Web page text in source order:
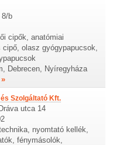
8/b
cipők, anatómiai
olasz gyógypapucsok,
Debrecen, Nyíregyháza
Szolgáltató Kft.
utca 14
nyomtató kellék,
fénymásolók,